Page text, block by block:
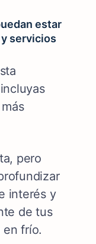
estar
servicios
pero
interés y
de tus
en frío.